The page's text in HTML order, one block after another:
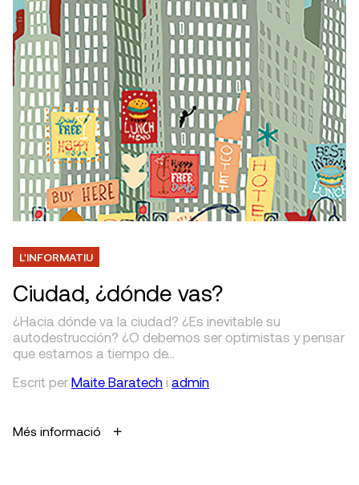
L'INFORMATIU
Ciudad, ¿dónde vas?
¿Hacia dónde va la ciudad? ¿Es inevitable su
autodestrucción? ¿O debemos ser optimistas y pensar
que estamos a tiempo de…
Escrit per Maite Baratech i admin
Més informació